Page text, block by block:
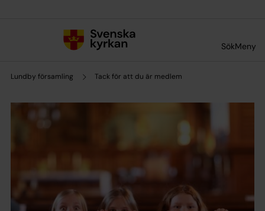
SökMeny
Lundby församling Tack för att du är medlem